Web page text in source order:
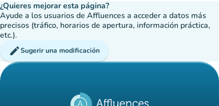
¿Quieres mejorar esta página?
Ayude a los usuarios de Affluences a acceder a datos más
precisos (tráfico, horarios de apertura, información práctica,
etc.).
editSugerir una modificación